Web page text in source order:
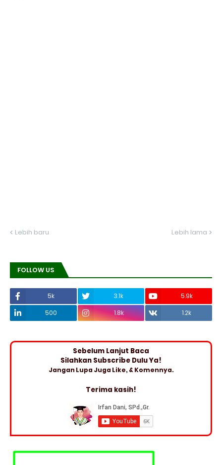
Lebih baru Lebih lama
FOLLOW US
5k 3.1k
5.9k
500
1.8k 1.2k
Sebelum Lanjut Baca
Silahkan Subscribe Dulu Ya!
Jangan Lupa Juga Like, & Komennya.
Terima kasih!